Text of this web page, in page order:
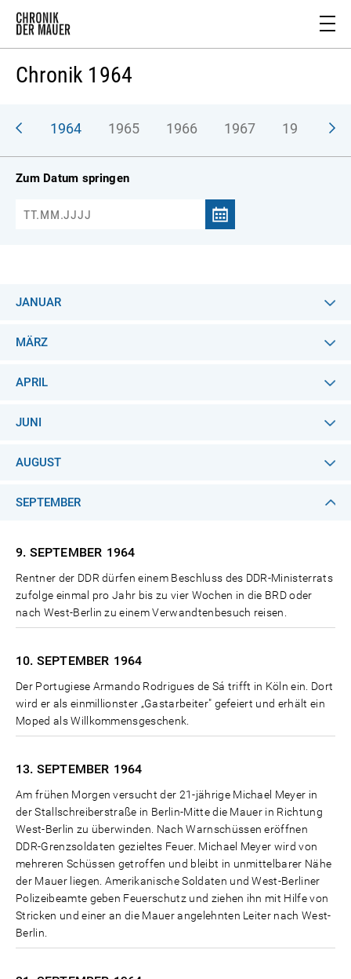
Chronik 1964
1964 1965 1966 1967 1968
Zum Datum springen
JANUAR
MÄRZ
APRIL
JUNI
AUGUST
SEPTEMBER
9. SEPTEMBER 1964
Rentner der DDR dürfen einem Beschluss des DDR-Ministerrats
zufolge einmal pro Jahr bis zu vier Wochen in die BRD oder
nach West-Berlin zu einem Verwandtenbesuch reisen.
10. SEPTEMBER 1964
Der Portugiese Armando Rodrigues de Sá trifft in Köln ein. Dort
wird er als einmillionster „Gastarbeiter" gefeiert und erhält ein
Moped als Willkommensgeschenk.
13. SEPTEMBER 1964
Am frühen Morgen versucht der 21-jährige Michael Meyer in
der Stallschreiberstraße in Berlin-Mitte die Mauer in Richtung
West-Berlin zu überwinden. Nach Warnschüssen eröffnen
DDR-Grenzsoldaten gezieltes Feuer. Michael Meyer wird von
mehreren Schüssen getroffen und bleibt in unmittelbarer Nähe
der Mauer liegen. Amerikanische Soldaten und West-Berliner
Polizeibeamte geben Feuerschutz und ziehen ihn mit Hilfe von
Stricken und einer an die Mauer angelehnten Leiter nach West-
Berlin.